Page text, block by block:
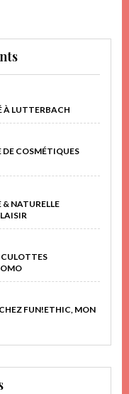
À LUTTERBACH
DE COSMÉTIQUES
& NATURELLE
CULOTTES
FUN!ETHIC, MON